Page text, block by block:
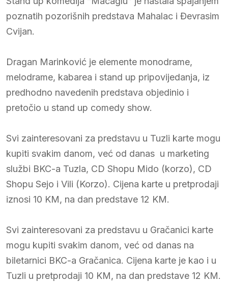
poznatih pozorišnih predstava Mahalac i Đevrasim
Cvijan.
Dragan Marinković je elemente monodrame,
melodrame, kabarea i stand up pripovijedanja, iz
predhodno navedenih predstava objedinio i
pretočio u stand up comedy show.
Svi zainteresovani za predstavu u Tuzli karte mogu
kupiti svakim danom, već od danas u marketing
službi BKC-a Tuzla, CD Shopu Mido (korzo), CD
Shopu Sejo i Vili (Korzo). Cijena karte u pretprodaji
iznosi 10 KM, na dan predstave 12 KM.
Svi zainteresovani za predstavu u Gračanici karte
mogu kupiti svakim danom, već od danas na
biletarnici BKC-a Gračanica. Cijena karte je kao i u
Tuzli u pretprodaji 10 KM, na dan predstave 12 KM.